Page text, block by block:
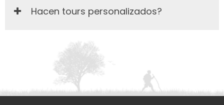
Hacen tours personalizados?